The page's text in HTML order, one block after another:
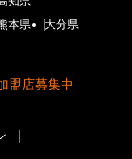
本県
大分県
盟店募集中